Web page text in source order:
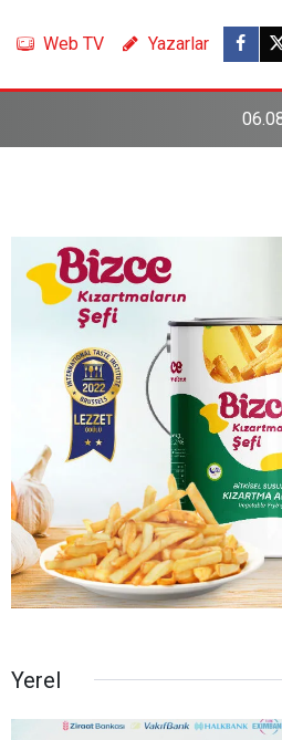
Web TV Yazarlar
Yerel